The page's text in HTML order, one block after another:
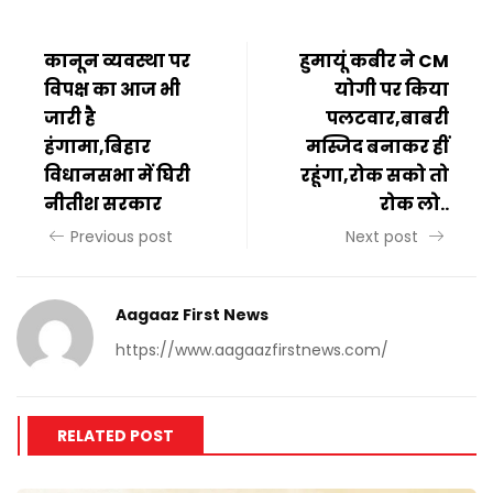
कानून व्यवस्था पर
विपक्ष का आज भी
जारी है
हंगामा,बिहार
विधानसभा में घिरी
नीतीश सरकार
Previous post
हुमायूं कबीर ने CM
योगी पर किया
पलटवार,बाबरी
मस्जिद बनाकर हीं
रहूंगा,रोक सको तो
रोक लो..
Next post
Aagaaz First News
https://www.aagaazfirstnews.com/
RELATED POST